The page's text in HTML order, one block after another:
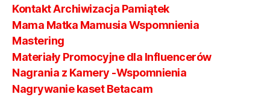
Kontakt Archiwizacja Pamiątek
Mama Matka Mamusia Wspomnienia
Mastering
Materiały Promocyjne dla Influencerów
Nagrania z Kamery -Wspomnienia
Nagrywanie kaset Betacam